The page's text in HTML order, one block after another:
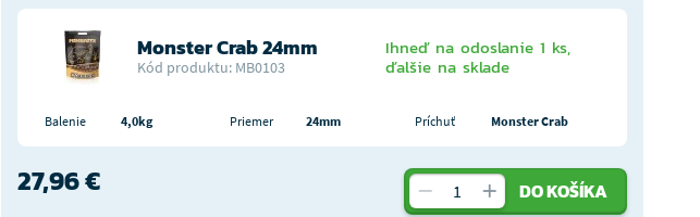
Monster Crab 24mm
Kód produktu: MB0103
Ihneď na odoslanie 1 ks,
ďalšie na sklade
Balenie 4,0kg Priemer 24mm Príchuť Monster Crab
27,96 € DO KOŠÍKA